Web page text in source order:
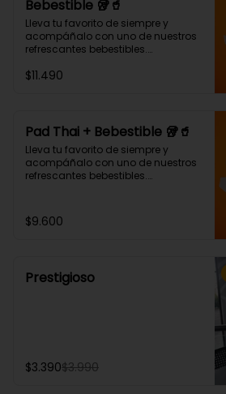
Bebestible 🥡🥤
Lleva tu favorito de siempre y
acompáñalo con uno de nuestros
refrescantes bebestibles.
apio, cebolla morada, cilantro,
$11.490
Pad Thai + Bebestible 🥡🥤
Lleva tu favorito de siempre y
acompáñalo con uno de nuestros
refrescantes bebestibles.
SALSA AGRIDULCE, LIMA Y MANÍ.
(Debes elegir tu proteina 🤩)
$9.600
Prestigioso
$3.390$3.990